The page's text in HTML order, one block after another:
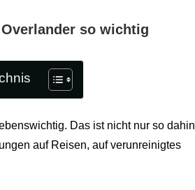
so wichtig
Das ist nicht nur so dahin
auf Reisen, auf verunreinigtes